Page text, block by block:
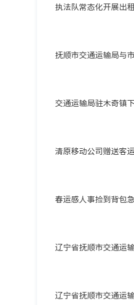
执法队常态化开展出
抚顺市交通运输局与
交通运输局驻木奇镇
清原移动公司赠送客
春运感人事捡到背包
辽宁省抚顺市交通运
辽宁省抚顺市交通运